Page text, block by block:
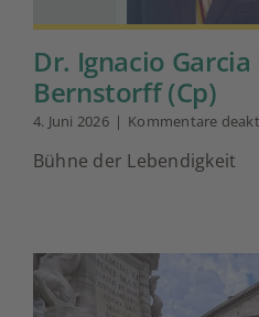
Dr. Ignacio
Bernstorff (Cp)
4. Juni 2026 | Kommentare
Bühne der Lebendigkeit